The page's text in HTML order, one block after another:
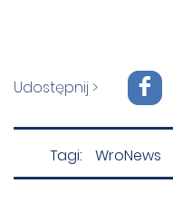
Udostępnij > F
Tagi: WroNews